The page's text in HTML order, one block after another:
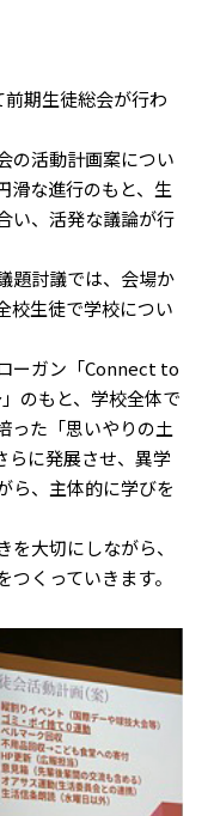
期生徒総会が行わ
の活動計画案につい
滑な進行のもと、生
い、活発な議論が行
題討議では、会場か
校生徒で学校につい
ーガン「Connect to
のもと、学校全体で
った「思いやりの土
に発展させ、異学
ら、主体的に学びを
大切にしながら、
くっていきます。